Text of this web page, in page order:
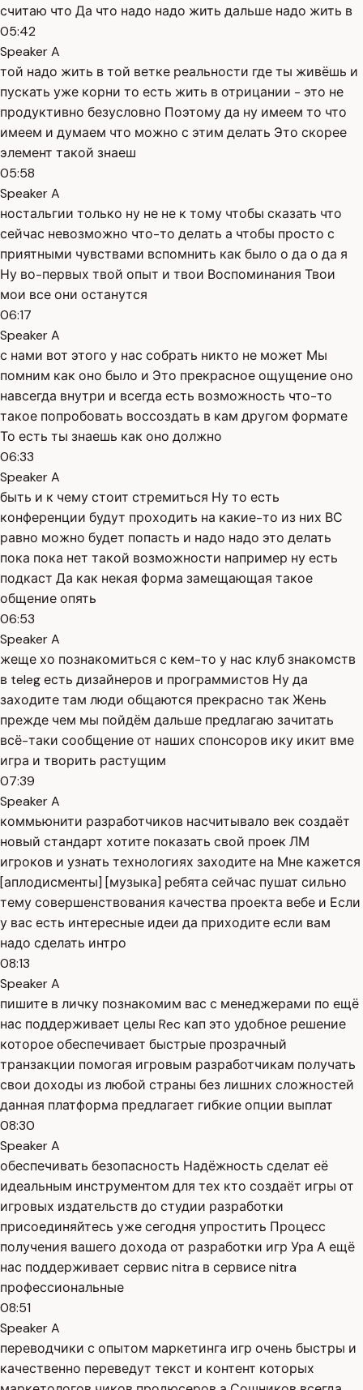
считаю что Да что надо надо жить дальше надо жить в
05:42
Speaker A
той надо жить в той ветке реальности где ты живёшь и
пускать уже корни то есть жить в отрицании - это не
продуктивно безусловно Поэтому да ну имеем то что
имеем и думаем что можно с этим делать Это скорее
элемент такой знаеш
05:58
Speaker A
ностальгии только ну не не к тому чтобы сказать что
сейчас невозможно что-то делать а чтобы просто с
приятными чувствами вспомнить как было о да о да я
Ну во-первых твой опыт и твои Воспоминания Твои
мои все они останутся
06:17
Speaker A
с нами вот этого у нас собрать никто не может Мы
помним как оно было и Это прекрасное ощущение оно
навсегда внутри и всегда есть возможность что-то
такое попробовать воссоздать в кам другом формате
То есть ты знаешь как оно должно
06:33
Speaker A
быть и к чему стоит стремиться Ну то есть
конференции будут проходить на какие-то из них ВС
равно можно будет попасть и надо надо это делать
пока пока нет такой возможности например ну есть
подкаст Да как некая форма замещающая такое
общение опять
06:53
Speaker A
жеще хо познакомиться с кем-то у нас клуб знакомств
в teleg есть дизайнеров и программистов Ну да
заходите там люди общаются прекрасно так Жень
прежде чем мы пойдём дальше предлагаю зачитать
всё-таки сообщение от наших спонсоров ику икит вме
игра и творить растущим
07:39
Speaker A
коммьюнити разработчиков насчитывало век создаёт
новый стандарт хотите показать свой проек ЛМ
игроков и узнать технологиях заходите на Мне кажется
[аплодисменты] [музыка] ребята сейчас пушат сильно
тему совершенствования качества проекта вебе и Если
у вас есть интересные идеи да приходите если вам
надо сделать интро
08:13
Speaker A
пишите в личку познакомим вас с менеджерами по ещё
нас поддерживает целы Rec кап это удобное решение
которое обеспечивает быстрые прозрачный
транзакции помогая игровым разработчикам получать
свои доходы из любой страны без лишних сложностей
данная платформа предлагает гибкие опции выплат
08:30
Speaker A
обеспечивать безопасность Надёжность сделат её
идеальным инструментом для тех кто создаёт игры от
игровых издательств до студии разработки
присоединяйтесь уже сегодня упростить Процесс
получения вашего дохода от разработки игр Ура А ещё
нас поддерживает сервис nitra в сервисе nitra
профессиональные
08:51
Speaker A
переводчики с опытом маркетинга игр очень быстры и
качественно переведут текст и контент которых